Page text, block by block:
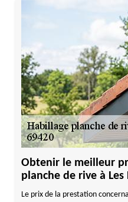
Obtenir le meilleur
planche de rive à Les
Le prix de la prestation